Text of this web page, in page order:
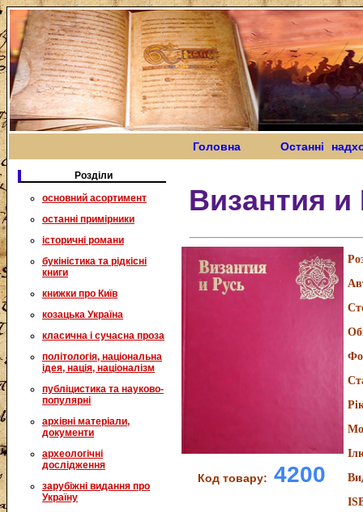
Головна Останні
Розділи
основний асортимент
останні примірники
історичні романи
букіністика та рідкісні
книги
книжки про Київ
козацька Україна
класична і сучасна проза
політологія, національна
ідея, нація, націоналізм
публіцистика та науково-
популярні
архівні матеріали,
документи
археологічні
дослідження
зарубіжні видання про
Україну
Византия и
Код товару: 4200